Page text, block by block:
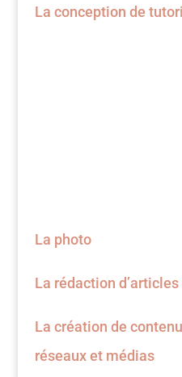
La conception de
La photo
La rédaction d’articles
La création de
réseaux et médias